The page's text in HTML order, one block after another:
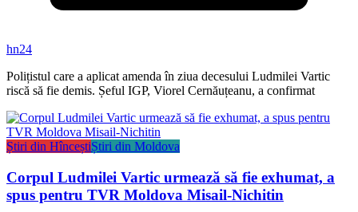
hn24
Polițistul care a aplicat amenda în ziua decesului Ludmilei Vartic
riscă să fie demis. Șeful IGP, Viorel Cernăuțeanu, a confirmat
Știri din HînceștiȘtiri din Moldova
Corpul Ludmilei Vartic urmează să fie exhumat, a
spus pentru TVR Moldova Misail-Nichitin